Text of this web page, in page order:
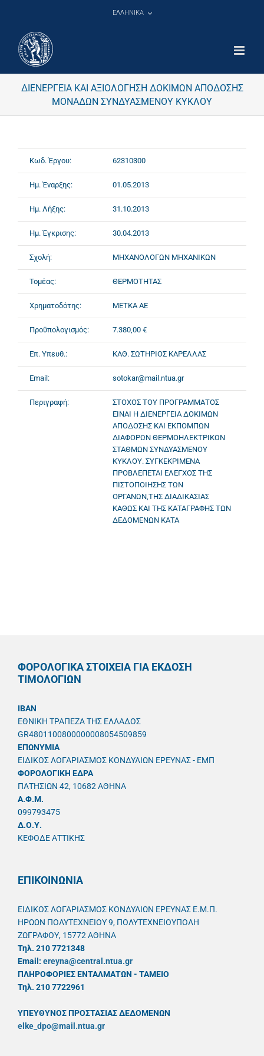
ΕΛΛΗΝΙΚΑ
ΔΙΕΝΕΡΓΕΙΑ ΚΑΙ ΑΞΙΟΛΟΓΗΣΗ ΔΟΚΙΜΩΝ ΑΠΟΔΟΣΗΣ
ΜΟΝΑΔΩΝ ΣΥΝΔΥΑΣΜΕΝΟΥ ΚΥΚΛΟΥ
Κωδ. Έργου: 62310300
Ημ. Έναρξης: 01.05.2013
Ημ. Λήξης: 31.10.2013
Ημ. Έγκρισης: 30.04.2013
Σχολή: ΜΗΧΑΝΟΛΟΓΩΝ ΜΗΧΑΝΙΚΩΝ
Τομέας: ΘΕΡΜΟΤΗΤΑΣ
Χρηματοδότης: ΜΕΤΚΑ ΑΕ
Προϋπολογισμός: 7.380,00 €
Επ. Υπευθ.: ΚΑΘ. ΣΩΤΗΡΙΟΣ ΚΑΡΕΛΛΑΣ
Email: sotokar@mail.ntua.gr
Περιγραφή:
ΣΤΟΧΟΣ ΤΟΥ ΠΡΟΓΡΑΜΜΑΤΟΣ
ΕΙΝΑΙ Η ΔΙΕΝΕΡΓΕΙΑ ΔΟΚΙΜΩΝ
ΑΠΟΔΟΣΗΣ ΚΑΙ ΕΚΠΟΜΠΩΝ
ΔΙΑΦΟΡΩΝ ΘΕΡΜΟΗΛΕΚΤΡΙΚΩΝ
ΣΤΑΘΜΩΝ ΣΥΝΔΥΑΣΜΕΝΟΥ
ΚΥΚΛΟΥ. ΣΥΓΚΕΚΡΙΜΕΝΑ
ΠΡΟΒΛΕΠΕΤΑΙ ΕΛΕΓΧΟΣ ΤΗΣ
ΠΙΣΤΟΠΟΙΗΣΗΣ ΤΩΝ
ΟΡΓΑΝΩΝ,ΤΗΣ ΔΙΑΔΙΚΑΣΙΑΣ
ΚΑΘΩΣ ΚΑΙ ΤΗΣ ΚΑΤΑΓΡΑΦΗΣ ΤΩΝ
ΔΕΔΟΜΕΝΩΝ ΚΑΤΑ
ΦΟΡΟΛΟΓΙΚΑ ΣΤΟΙΧΕΙΑ ΓΙΑ ΕΚΔΟΣΗ
ΤΙΜΟΛΟΓΙΩΝ
IBAN
ΕΘΝΙΚΗ ΤΡΑΠΕΖΑ ΤΗΣ ΕΛΛΑΔΟΣ
GR4801100800000008054509859
ΕΠΩΝΥΜΙΑ
ΕΙΔΙΚΟΣ ΛΟΓΑΡΙΑΣΜΟΣ ΚΟΝΔΥΛΙΩΝ ΕΡΕΥΝΑΣ - ΕΜΠ
ΦΟΡΟΛΟΓΙΚΗ ΕΔΡΑ
ΠΑΤΗΣΙΩΝ 42, 10682 ΑΘΗΝΑ
A.Φ.Μ.
099793475
Δ.Ο.Υ.
ΚΕΦΟΔΕ ΑΤΤΙΚΗΣ
ΕΠΙΚΟΙΝΩΝΙΑ
ΕΙΔΙΚΟΣ ΛΟΓΑΡΙΑΣΜΟΣ ΚΟΝΔΥΛΙΩΝ ΕΡΕΥΝΑΣ Ε.Μ.Π.
ΗΡΩΩΝ ΠΟΛΥΤΕΧΝΕΙΟΥ 9, ΠΟΛΥΤΕΧΝΕΙΟΥΠΟΛΗ
ΖΩΓΡΑΦΟΥ, 15772 ΑΘΗΝΑ
Τηλ. 210 7721348
Email: ereyna@central.ntua.gr
ΠΛΗΡΟΦΟΡΙΕΣ ΕΝΤΑΛΜΑΤΩΝ - ΤΑΜΕΙΟ
Τηλ. 210 7722961
ΥΠΕΥΘYΝΟΣ ΠΡΟΣΤΑΣΙΑΣ ΔΕΔΟΜΕΝΩΝ
elke_dpo@mail.ntua.gr